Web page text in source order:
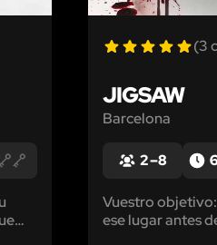
(3
JIGSAW
Barcelona
2 – 8
Vuestro
ese lugar antes de